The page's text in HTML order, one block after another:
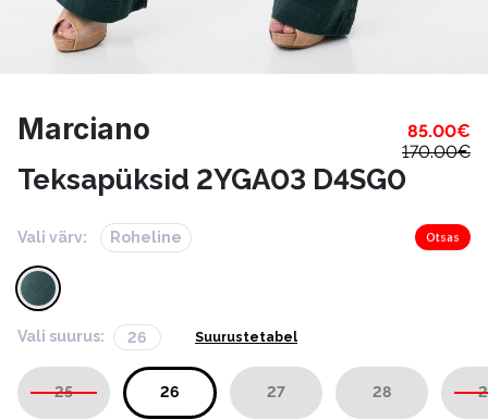
Marciano 85.00€
170.00€
Teksapüksid 2YGA03 D4SG0
Vali värv: Roheline Otsas
Vali suurus: 26 Suurustetabel
25 26 27 28